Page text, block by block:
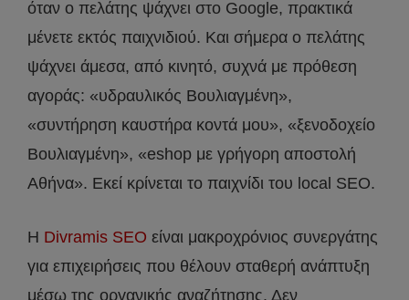
όταν ο πελάτης ψάχνει στο Google, πρακτικά
μένετε εκτός παιχνιδιού. Και σήμερα ο πελάτης
ψάχνει άμεσα, από κινητό, συχνά με πρόθεση
αγοράς: «υδραυλικός Βουλιαγμένη»,
«συντήρηση καυστήρα κοντά μου», «ξενοδοχείο
Βουλιαγμένη», «eshop με γρήγορη αποστολή
Αθήνα». Εκεί κρίνεται το παιχνίδι του local SEO.
Η Divramis SEO είναι μακροχρόνιος συνεργάτης
για επιχειρήσεις που θέλουν σταθερή ανάπτυξη
μέσω της οργανικής αναζήτησης. Δεν